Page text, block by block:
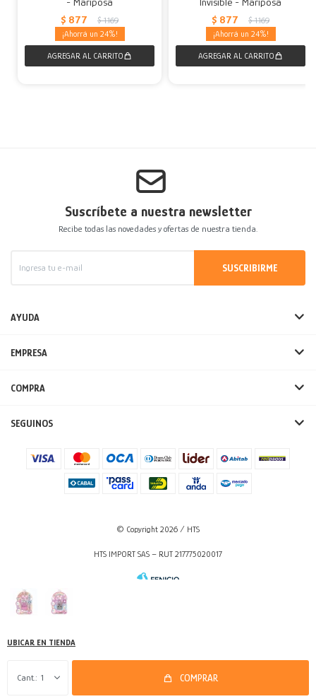
UBICAR EN TIENDA
1 COMPRAR
$ 877 $ 1.169
24
$ 877 $ 1.169
24
Suscríbete a nuestra newsletter
Recibe todas las novedades y ofertas de nuestra tienda.
SUSCRIBIRME
AYUDA
EMPRESA
COMPRA
SEGUINOS
© Copyright 2026 / HTS
HTS IMPORT SAS – RUT 217775020017